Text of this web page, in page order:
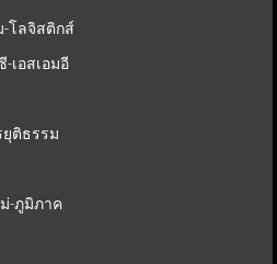
โลจิสติกส์
เอสเอมอี
ติธรรม
-ภูมิภาค